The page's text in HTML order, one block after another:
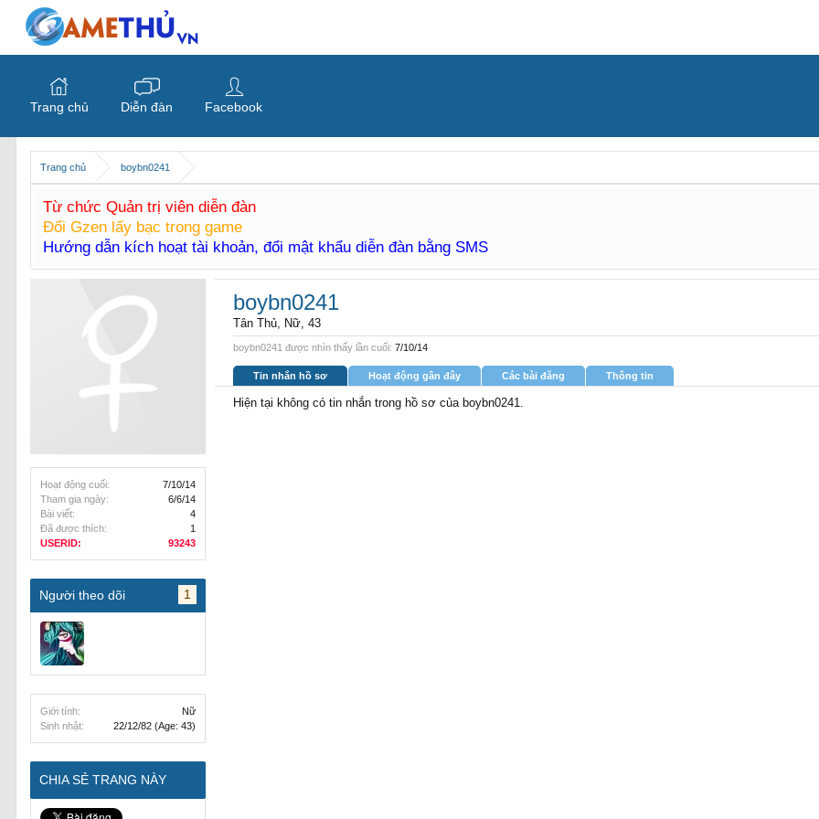
Trang chủ boybn0241
Từ chức Quản trị viên diễn đàn
Đổi Gzen lấy bạc trong game
Hướng dẫn kích hoạt tài khoản, đổi mật khẩu diễn đàn bằng SMS
Hoạt động cuối:
7/10/14
Tham gia ngày:
6/6/14
Bài viết:
4
Đã được thích:
1
USERID:
93243
Người theo dõi 1
Giới tính:
Nữ
Sinh nhật:
22/12/82 (Age: 43)
CHIA SẺ TRANG NÀY
boybn0241
Tân Thủ, Nữ, 43
boybn0241 được nhìn thấy lần cuối: 7/10/14
Tin nhắn hồ sơ Hoạt động gần đây Các bài đăng Thông tin
Hiện tại không có tin nhắn trong hồ sơ của boybn0241.
Trang chủ Diễn đàn Facebook